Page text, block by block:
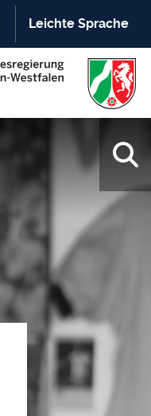
Leichte Sprache